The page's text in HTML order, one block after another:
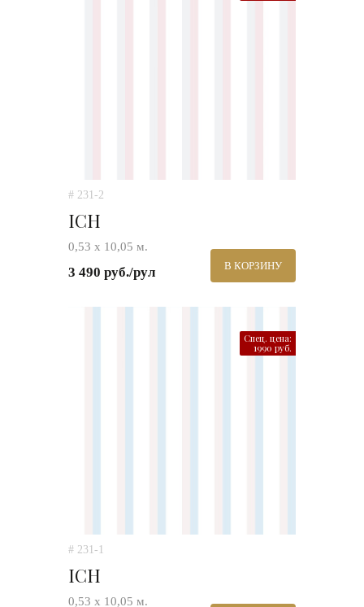
# 231-2
ICH
0,53 х 10,05 м.
3 490 руб./рул В КОРЗИНУ
Спец. цена:
1990 руб.
# 231-1
ICH
0,53 х 10,05 м.